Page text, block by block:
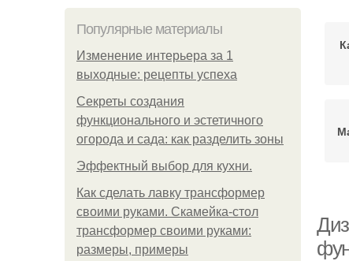
Популярные материалы
Изменение интерьера за 1
выходные: рецепты успеха
Секреты создания
функционального и эстетичного
огорода и сада: как разделить зоны
Эффектный выбор для кухни.
Как сделать лавку трансформер
своими руками. Скамейка-стол
трансформер своими руками:
размеры, примеры